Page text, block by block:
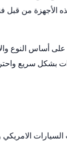
الأجهزة من
أساس النوع
بشكل سريع
الامريكي